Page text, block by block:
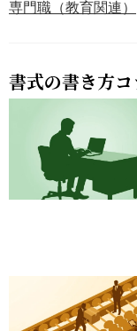
専門職（教育関連）
書式の書き方コ